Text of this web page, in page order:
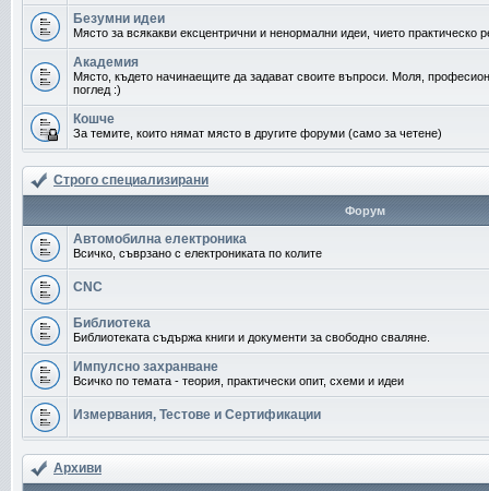
Безумни идеи
Място за всякакви ексцентрични и ненормални идеи, чието практическо
Академия
Място, където начинаещите да задават своите въпроси. Моля,
поглед :)
Кошче
За темите, които нямат място в другите форуми (само за четене)
Строго специализирани
Форум
Автомобилна електроника
Всичко, съврзано с електрониката по колите
CNC
Библиотека
Библиотеката съдържа книги и документи за свободно сваляне.
Импулсно захранване
Всичко по темата - теория, практически опит, схеми и идеи
Измервания, Тестове и Сертификации
Архиви